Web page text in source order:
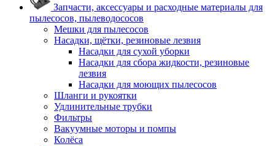
Запчасти, аксессуары и расходные материалы для
пылесосов, пылеводососов
Мешки для пылесосов
Насадки, щётки, резиновые лезвия
Насадки для сухой уборки
Насадки для сбора жидкости, резиновые
лезвия
Насадки для моющих пылесосов
Шланги и рукоятки
Удлинительные трубки
Фильтры
Вакуумные моторы и помпы
Колёса